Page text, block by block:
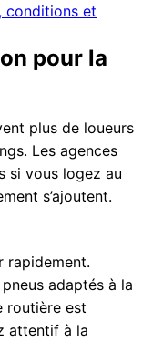
conditions et
pour la
plus de loueurs
Les agences
si vous logez au
s’ajoutent.
rapidement.
adaptés à la
routière est
attentif à la